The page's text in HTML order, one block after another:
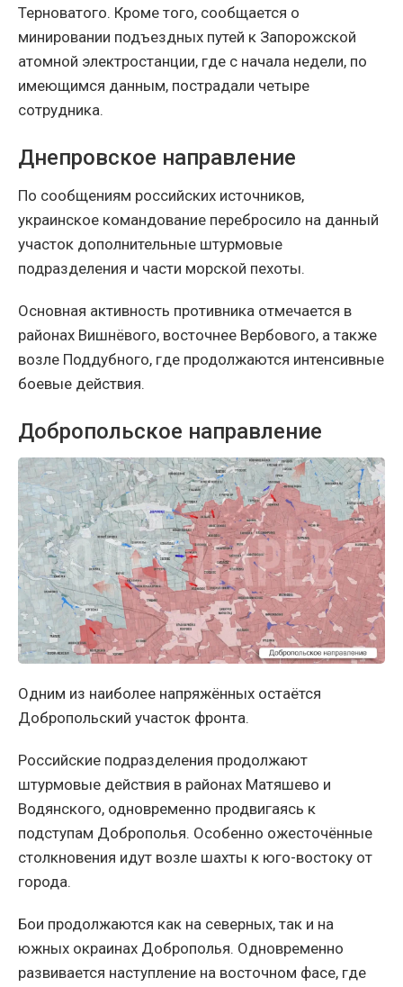
Терноватого. Кроме того, сообщается о
минировании подъездных путей к Запорожской
атомной электростанции, где с начала недели, по
имеющимся данным, пострадали четыре
сотрудника.
Днепровское направление
По сообщениям российских источников,
украинское командование перебросило на данный
участок дополнительные штурмовые
подразделения и части морской пехоты.
Основная активность противника отмечается в
районах Вишнёвого, восточнее Вербового, а также
возле Поддубного, где продолжаются интенсивные
боевые действия.
Добропольское направление
Одним из наиболее напряжённых остаётся
Добропольский участок фронта.
Российские подразделения продолжают
штурмовые действия в районах Матяшево и
Водянского, одновременно продвигаясь к
подступам Доброполья. Особенно ожесточённые
столкновения идут возле шахты к юго-востоку от
города.
Бои продолжаются как на северных, так и на
южных окраинах Доброполья. Одновременно
развивается наступление на восточном фасе, где